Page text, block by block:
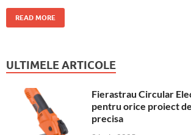
READ MORE
ULTIMELE ARTICOLE
Fierastrau Circular
pentru orice proiect
precisa